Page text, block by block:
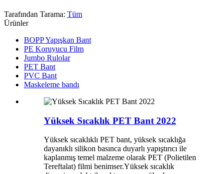
Tarafından Tarama: Tüm
Ürünler
BOPP Yapışkan Bant
PE Koruyucu Film
Jumbo Rulolar
PET Bant
PVC Bant
Maskeleme bandı
Yüksek Sıcaklık PET Bant 2022
Yüksek sıcaklıklı PET bant, yüksek sıcaklığa
dayanıklı silikon basınca duyarlı yapıştırıcı ile
kaplanmış temel malzeme olarak PET (Polietilen
Tereftalat) filmi benimser.Yüksek sıcaklık